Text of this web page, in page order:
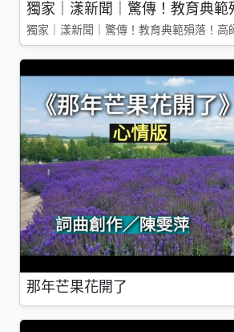
獨家｜漾新聞｜驚傳！教育典
獨家｜漾新聞｜驚傳！教育典範殞落！
那年芒果花開了